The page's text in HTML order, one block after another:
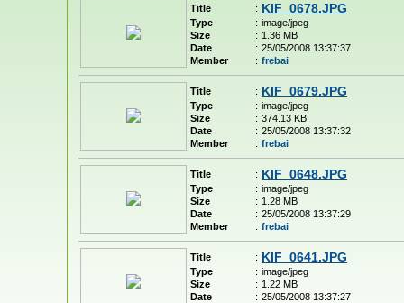
Title : KIF_0678.JPG
Type : image/jpeg
Size
: 1.36 MB
Date
: 25/05/2008 13:37:37
Member
: frebai
Title : KIF_0679.JPG
Type : image/jpeg
Size
: 374.13 KB
Date
: 25/05/2008 13:37:32
Member
: frebai
Title : KIF_0648.JPG
Type : image/jpeg
Size
: 1.28 MB
Date
: 25/05/2008 13:37:29
Member
: frebai
Title : KIF_0641.JPG
Type : image/jpeg
Size
: 1.22 MB
Date
: 25/05/2008 13:37:27